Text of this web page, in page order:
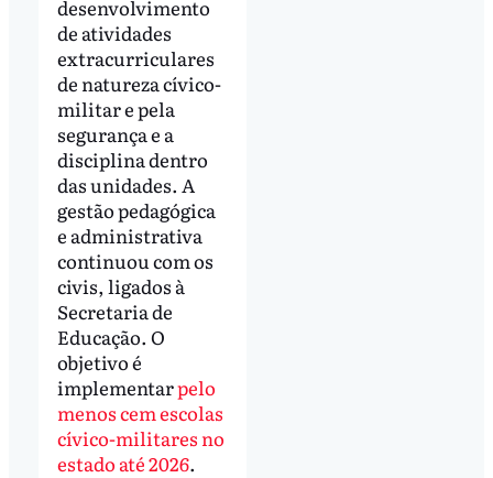
desenvolvimento
de atividades
extracurriculares
de natureza cívico-
militar e pela
segurança e a
disciplina dentro
das unidades. A
gestão pedagógica
e administrativa
continuou com os
civis, ligados à
Secretaria de
Educação. O
objetivo é
implementarpelo
menos cem escolas
cívico-militares no
estado até 2026.